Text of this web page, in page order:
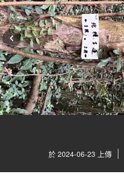
於 2024-06-23 上傳